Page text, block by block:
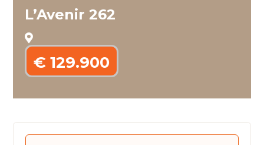
L’Avenir 262
€ 129.900